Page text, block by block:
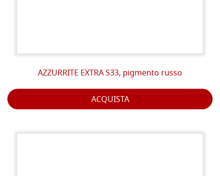
AZZURRITE EXTRA S33, pigmento russo
ACQUISTA